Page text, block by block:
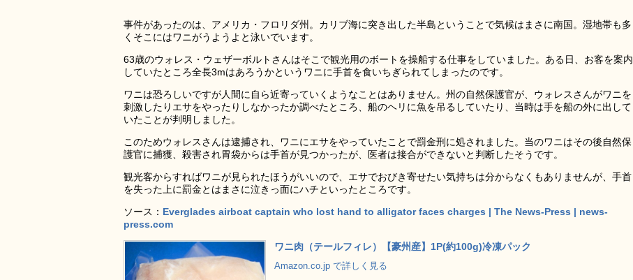
事件があったのは、アメリカ・フロリダ州。カリブ海に突き出した半島ということで気候はまさに南国。湿地帯も多
くそこにはワニがうようよと泳いでいます。
63歳のウォレス・ウェザーボルトさんはそこで観光用のボートを操船する仕事をしていました。ある日、お客を案内
していたところ全長3mはあろうかというワニに手首を食いちぎられてしまったのです。
ワニは恐ろしいですが人間に自ら近寄っていくようなことはありません。州の自然保護官が、ウォレスさんがワニを
刺激したりエサをやったりしなかったか調べたところ、船のヘリに魚を吊るしていたり、当時は手を船の外に出して
いたことが判明しました。
このためウォレスさんは逮捕され、ワニにエサをやっていたことで罰金刑に処されました。当のワニはその後自然保
護官に捕獲、殺害され胃袋からは手首が見つかったが、医者は接合ができないと判断したそうです。
観光客からすればワニが見られたほうがいいので、エサでおびき寄せたい気持ちは分からなくもありませんが、手首
を失った上に罰金とはまさに泣きっ面にハチといったところです。
ソース： Everglades airboat captain who lost hand to alligator faces charges | The News-Press | news-
press.com
ワニ肉（テールフィレ）【豪州産】1P(約100g)冷凍パック
Amazon.co.jp で詳しく見る